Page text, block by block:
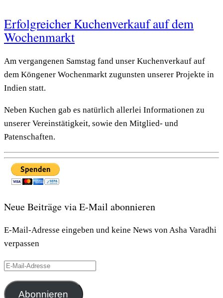
Erfolgreicher Kuchenverkauf auf dem
Wochenmarkt
Am vergangenen Samstag fand unser Kuchenverkauf auf
dem Köngener Wochenmarkt zugunsten unserer Projekte in
Indien statt.
Neben Kuchen gab es natürlich allerlei Informationen zu
unserer Vereinstätigkeit, sowie den Mitglied- und
Patenschaften.
Neue Beiträge via E-Mail abonnieren
E-Mail-Adresse eingeben und keine News von Asha Varadhi
verpassen
E-
Mail-
AdresseAbonnieren